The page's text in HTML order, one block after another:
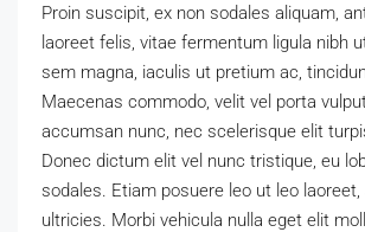
Proin suscipit, ex non sodales aliquam,
laoreet felis, vitae fermentum ligula nibh
sem magna, iaculis ut pretium ac,
Maecenas commodo, velit vel porta
accumsan nunc, nec scelerisque elit
Donec dictum elit vel nunc tristique, eu
sodales. Etiam posuere leo ut leo laoreet,
ultricies. Morbi vehicula nulla eget elit